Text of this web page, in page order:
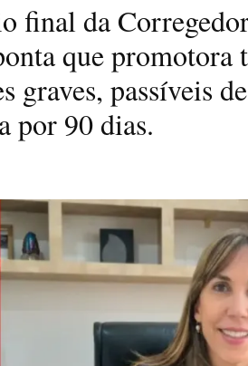
final da
que promotora
graves, passíveis
por 90 dias.